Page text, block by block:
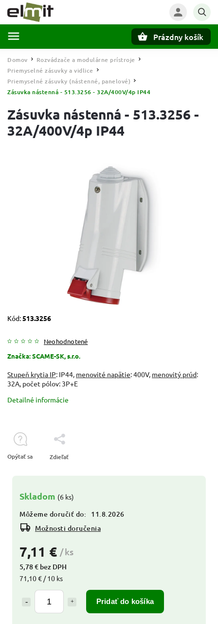
Prázdny košík
Domov / Rozvádzače a modulárne prístroje /
Priemyselné zásuvky a vidlice /
Priemyselné zásuvky (nástenné, panelové) /
Zásuvka nástenná - 513.3256 - 32A/400V/4p IP44
Zásuvka nástenná - 513.3256 -
32A/400V/4p IP44
Kód: 513.3256
Neohodnotené
Značka:SCAME-SK, s.r.o.
7,11 € / ks
5,78 € bez DPH
71,10 € / 10 ks
Pridať do košíka
Skladom (6 ks)
Môžeme doručiť do:
11.8.2026
Možnosti doručenia
Stupeň krytia IP: IP44, menovité napätie: 400V, menovitý prúd:
32A, počet pólov: 3P+E
Detailné informácie
Opýtať sa Zdieľať